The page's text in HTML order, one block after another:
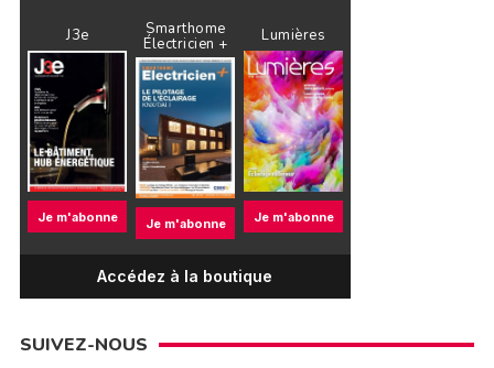
J3e
Je m'abonne
Smarthome
Électricien +
Je m'abonne
Lumières
Je m'abonne
Accédez à la boutique
SUIVEZ-NOUS